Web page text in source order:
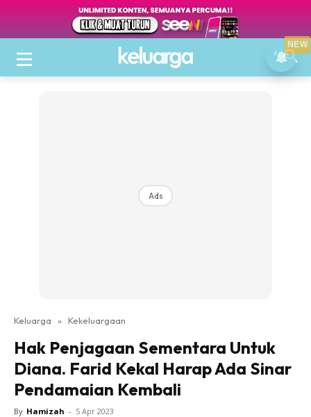
Ads
Keluarga » Kekeluargaan
Hak Penjagaan Sementara Untuk
Diana. Farid Kekal Harap Ada Sinar
Pendamaian Kembali
By Hamizah - 5 Apr 2023
NEW